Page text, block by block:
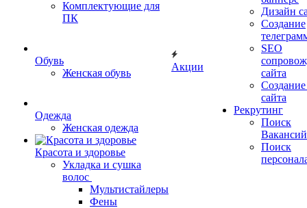
Комплектующие для
ПК
Обувь
Женская обувь
Одежда
Женская одежда
Красота и здоровье
Укладка и сушка
волос
Мультистайлеры
Фены
Акции
Дизайн
Создание
SEO
сайта
сайта
Рекрутинг
Поиск
Вакансий
Поиск